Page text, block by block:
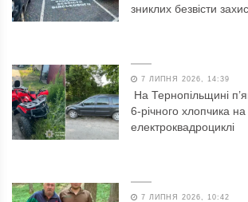
зниклих безвісти
7 ЛИПНЯ 2026, 14:39
На Тернопільщині
6-річного хлопчика на
електроквадроциклі
7 ЛИПНЯ 2026, 10:42